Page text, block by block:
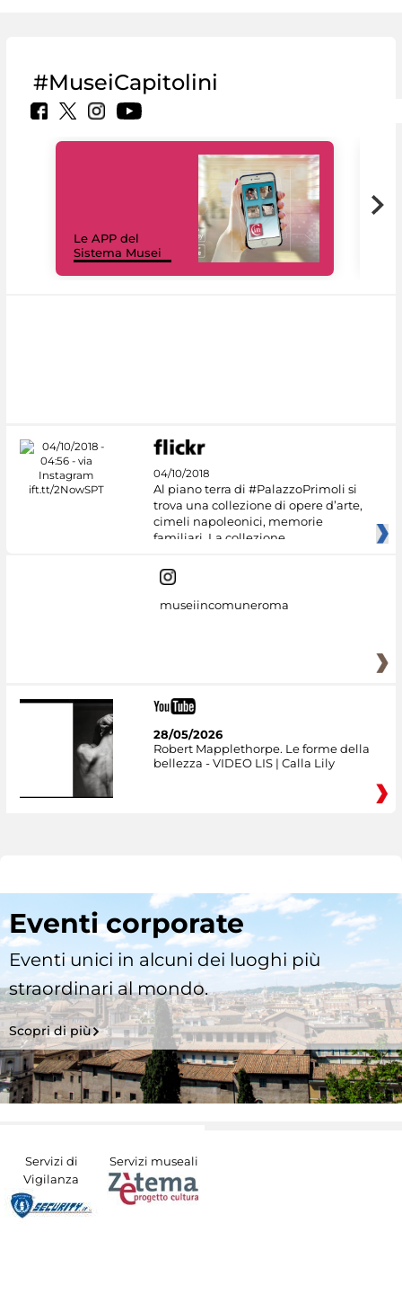
#MuseiCapitolini
Le APP del
Sistema Musei
04/10/2018
Al piano terra di #PalazzoPrimoli si
trova una collezione di opere d’arte,
cimeli napoleonici, memorie
familiari. La collezione
museiincomuneroma
28/05/2026
Robert Mapplethorpe. Le forme della
bellezza - VIDEO LIS | Calla Lily
Eventi corporate
Eventi unici in alcuni dei luoghi più
straordinari al mondo.
Scopri di più
Servizi di
Vigilanza
Servizi museali